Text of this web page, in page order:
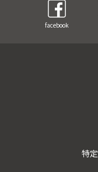
facebook
特